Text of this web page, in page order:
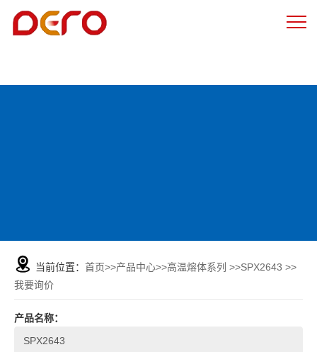
当前位置： 首页>>产品中心>>高温熔体系列 >>SPX2643 >>
我要询价
产品名称：